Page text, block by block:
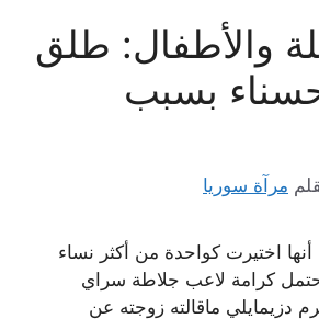
والأطفال: طلق
بسبب
مرآة سوريا
اختيرت كواحدة من أكثر نساء
تحتمل كرامة لاعب جلاطة سراي
دزيمايلي ماقالته زوجته عن